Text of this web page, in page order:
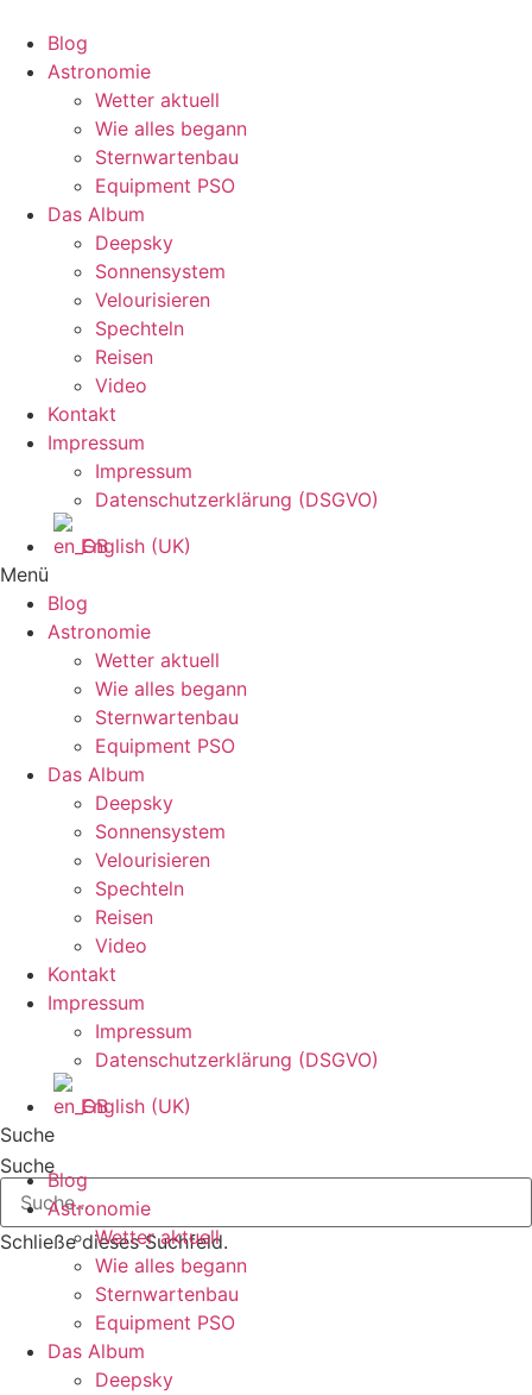
Inhalt
wechseln
Blog
Astronomie
Wetter aktuell
Wie alles begann
Sternwartenbau
Equipment PSO
Das Album
Deepsky
Sonnensystem
Velourisieren
Spechteln
Reisen
Video
Kontakt
Impressum
Impressum
Datenschutzerklärung (DSGVO)
English (UK)
Menü
Blog
Astronomie
Wetter aktuell
Wie alles begann
Sternwartenbau
Equipment PSO
Das Album
Deepsky
Sonnensystem
Velourisieren
Spechteln
Reisen
Video
Kontakt
Impressum
Impressum
Datenschutzerklärung (DSGVO)
English (UK)
Suche
Suche
Schließe dieses Suchfeld.
Blog
Astronomie
Wetter aktuell
Wie alles begann
Sternwartenbau
Equipment PSO
Das Album
Deepsky